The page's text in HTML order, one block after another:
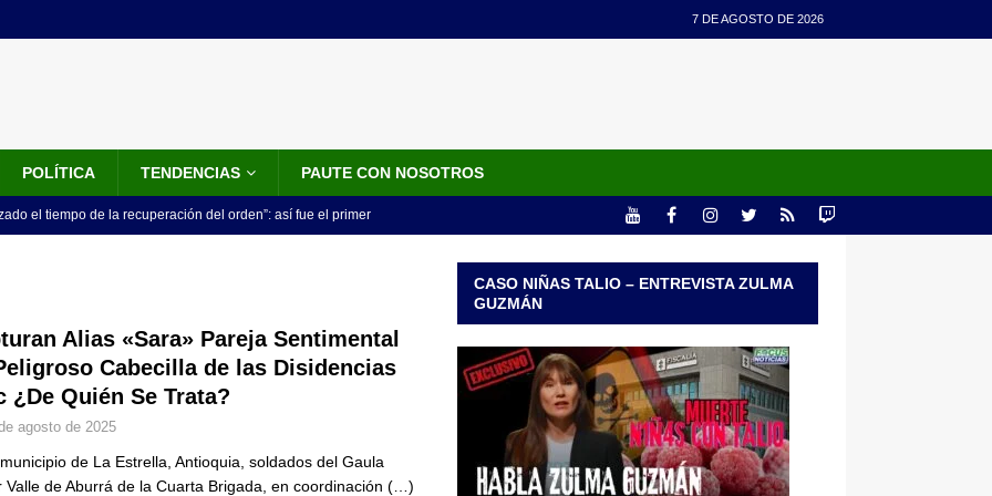
7 DE AGOSTO DE 2026
POLÍTICA TENDENCIAS PAUTE CON NOSOTROS
el tiempo de la recuperación del orden”: así fue el primer
LO ÚLTIMO
de Abelardo De La Espriella: recibirá la banda presidencial
en el Cantón Pichincha LO ÚLTIMO
no asistirá a la posesión de Abelardo de la Espriella y llama a
LO ÚLTIMO
Alias «Sara» Pareja Sentimental
Cabecilla de las Disidencias
¿De Quién Se Trata?
agosto de 2025
de La Estrella, Antioquia, soldados del Gaula
Valle de Aburrá de la Cuarta Brigada, en coordinación (…)
CASO NIÑAS TALIO – ENTREVISTA ZULMA
GUZMÁN